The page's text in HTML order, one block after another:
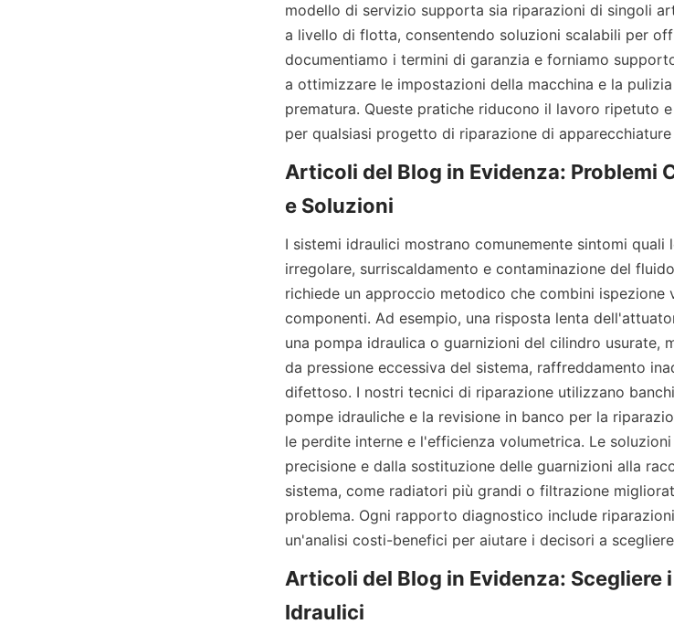
modello di servizio supporta sia riparazioni di singoli
a livello di flotta, consentendo soluzioni scalabili per
documentiamo i termini di garanzia e forniamo
a ottimizzare le impostazioni della macchina e la
prematura. Queste pratiche riducono il lavoro ripetuto
per qualsiasi progetto di riparazione di apparecchiature
Articoli del Blog in Evidenza: Problemi
I sistemi idraulici mostrano comunemente sintomi
irregolare, surriscaldamento e contaminazione del
richiede un approccio metodico che combini ispezione
componenti. Ad esempio, una risposta lenta
una pompa idraulica o guarnizioni del cilindro usurate,
da pressione eccessiva del sistema, raffreddamento
difettoso. I nostri tecnici di riparazione utilizzano
pompe idrauliche e la revisione in banco per la
le perdite interne e l'efficienza volumetrica. Le
precisione e dalla sostituzione delle guarnizioni alla
sistema, come radiatori più grandi o filtrazione
problema. Ogni rapporto diagnostico include
un'analisi costi-benefici per aiutare i decisori a
Articoli del Blog in Evidenza: Scegliere